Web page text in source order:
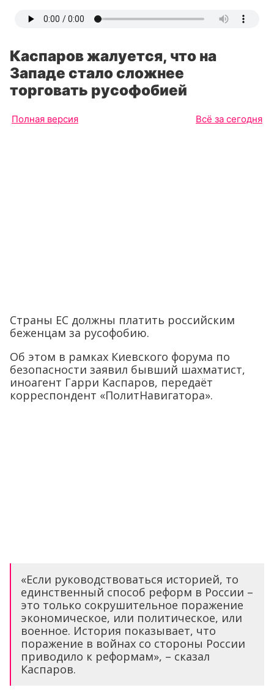
Каспаров жалуется, что на
Западе стало сложнее
торговать русофобией
Полная версия Всё за сегодня
Страны ЕС должны платить российским
беженцам за русофобию.
Об этом в рамках Киевского форума по
безопасности заявил бывший шахматист,
иноагент Гарри Каспаров, передаёт
корреспондент «ПолитНавигатора».
«Если руководствоваться историей, то
единственный способ реформ в России –
это только сокрушительное поражение
экономическое, или политическое, или
военное. История показывает, что
поражение в войнах со стороны России
приводило к реформам», – сказал
Каспаров.